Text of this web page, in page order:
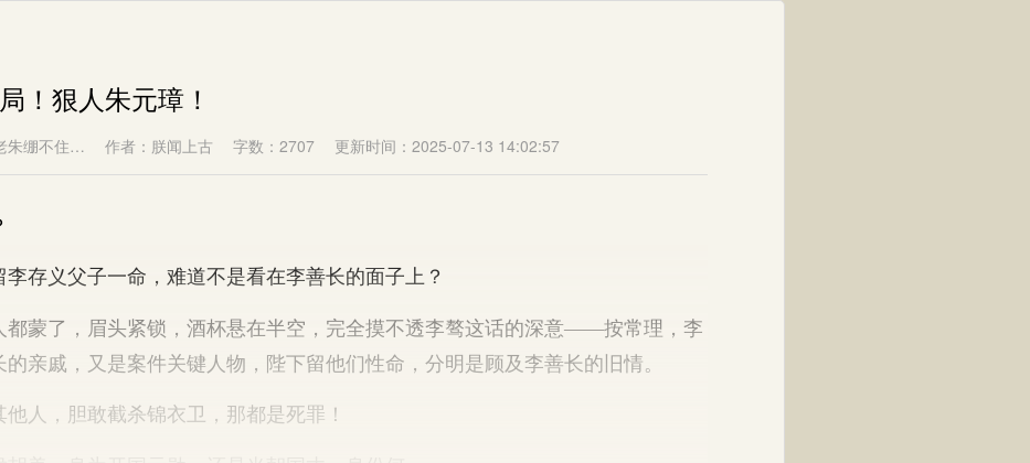
！狠人朱元璋！
朱绷不住… 作者：朕闻上古 字数：2707 更新时间：2025-07-13 14:02:57
义父子一命，难道不是看在李善长的面子上？
了，眉头紧锁，酒杯悬在半空，完全摸不透李骜这话的深意——按常理，李
亲戚，又是案件关键人物，陛下留他们性命，分明是顾及李善长的旧情。
，胆敢截杀锦衣卫，那都是死罪！